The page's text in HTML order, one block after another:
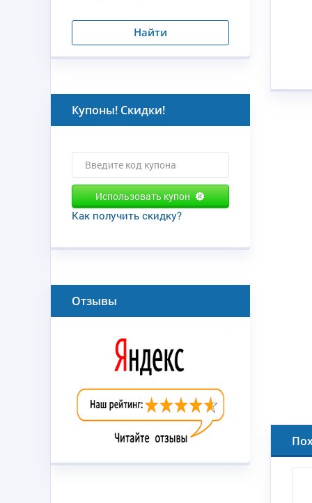
Найти
Купоны! Скидки!
Использовать купон
Как получить скидку?
Отзывы